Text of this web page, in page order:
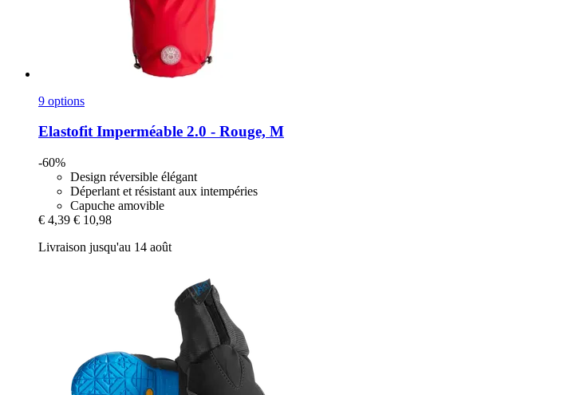
9 options
ElastofitImperméable 2.0 -​ Rouge, M
-60%
Design réversible élégant
Déperlant et résistant aux intempéries
Capuche amovible
€ 4,39 € 10,98
Livraison jusqu'au 14 août